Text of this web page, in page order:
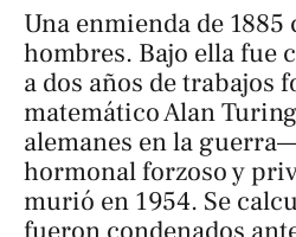
Una enmienda de
hombres. Bajo ella fue
a dos años de trabajos
matemático Alan
alemanes en la
hormonal forzoso y
murió en 1954. Se